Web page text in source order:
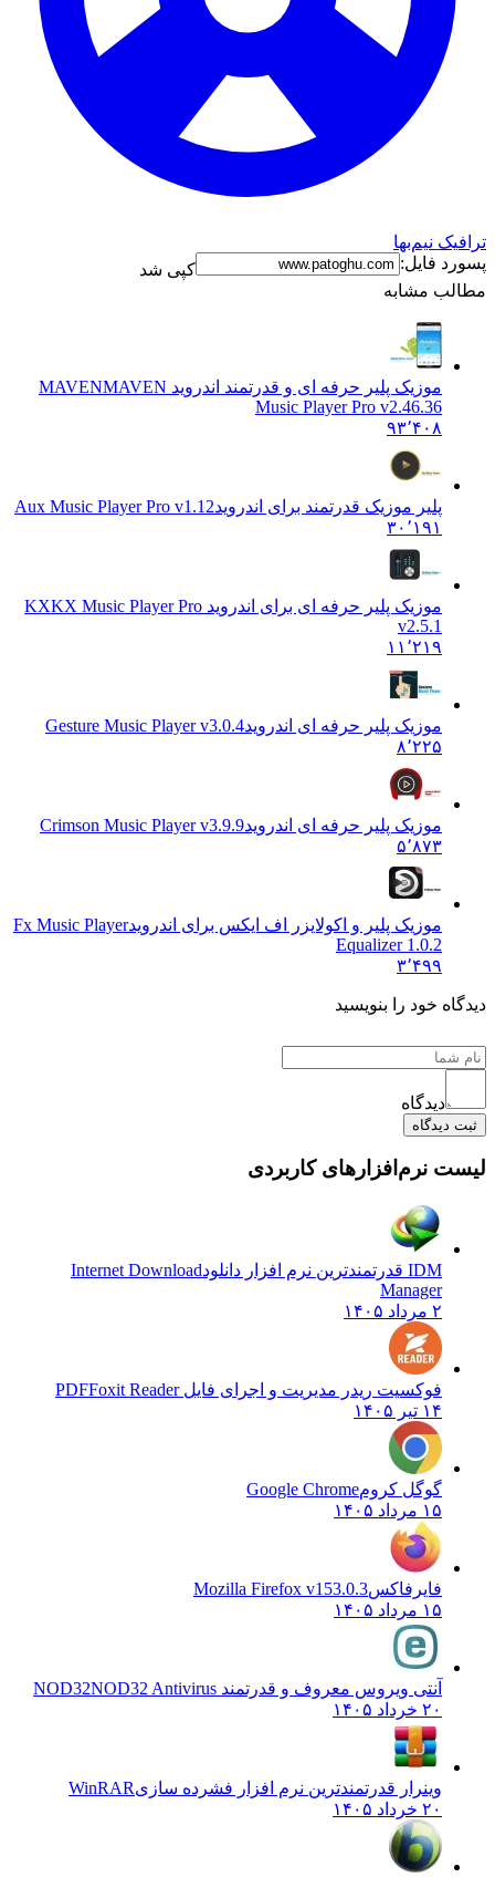
ترافیک نیم‌بها
پسورد فایل:
کپی شد
مطالب مشابه
موزیک پلیر حرفه ای و قدرتمند اندروید MAVEN MAVEN
Music Player Pro v2.46.36
۹۳٬۴۰۸
پلیر موزیک قدرتمند برای اندرویدAux Music Player Pro v1.12
۳۰٬۱۹۱
موزیک پلیر حرفه ای برای اندروید KX KX Music Player Pro
v2.5.1
۱۱٬۲۱۹
موزیک پلیر حرفه ای اندرویدGesture Music Player v3.0.4
۸٬۲۲۵
موزیک پلیر حرفه ای اندرویدCrimson Music Player v3.9.9
۵٬۸۷۳
موزیک پلیر و اکولایزر اف ایکس برای اندرویدFx Music Player
Equalizer 1.0.2
۳٬۴۹۹
دیدگاه خود را بنویسید
دیدگاه
ثبت دیدگاه
لیست نرم‌افزارهای کاربردی
IDM قدرتمندترین نرم افزار دانلود
Internet Download
Manager
۲ مرداد ۱۴۰۵
فوکسیت ریدر مدیریت و اجرای فایل PDFFoxit Reader
۱۴ تیر ۱۴۰۵
گوگل کرومGoogle Chrome
۱۵ مرداد ۱۴۰۵
فایرفاکسMozilla Firefox v153.0.3
۱۵ مرداد ۱۴۰۵
آنتی ویروس معروف و قدرتمند NOD32 NOD32 Antivirus
۲۰ خرداد ۱۴۰۵
وینرار قدرتمندترین نرم افزار فشرده سازیWinRAR
۲۰ خرداد ۱۴۰۵